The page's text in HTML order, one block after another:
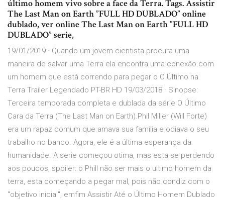
último homem vivo sobre a face da Terra. Tags. Assistir
The Last Man on Earth ”FULL HD DUBLADO” online
dublado, ver online The Last Man on Earth ”FULL HD
DUBLADO” serie,
19/01/2019 · Quando um jovem cientista procura uma
maneira de salvar uma Terra ela encontra uma conexão com
um homem que está correndo para pegar o O Último na
Terra Trailer Legendado PT-BR HD 19/03/2018 · Sinopse:
Terceira temporada completa e dublada da série O Último
Cara da Terra (The Last Man on Earth).Phil Miller (Will Forte)
era um rapaz comum que amava sua família e odiava o seu
trabalho no banco. Agora, ele é a última esperança da
humanidade. A serie começou otima, mas esta se perdendo
aos poucos, spoiler: o Phill não ser mais o ultimo homem da
terra, esta começando a pegar mal, pois não condiz com o
"objetivo inicial", emfim Assistir Até o Último Homem Dublado